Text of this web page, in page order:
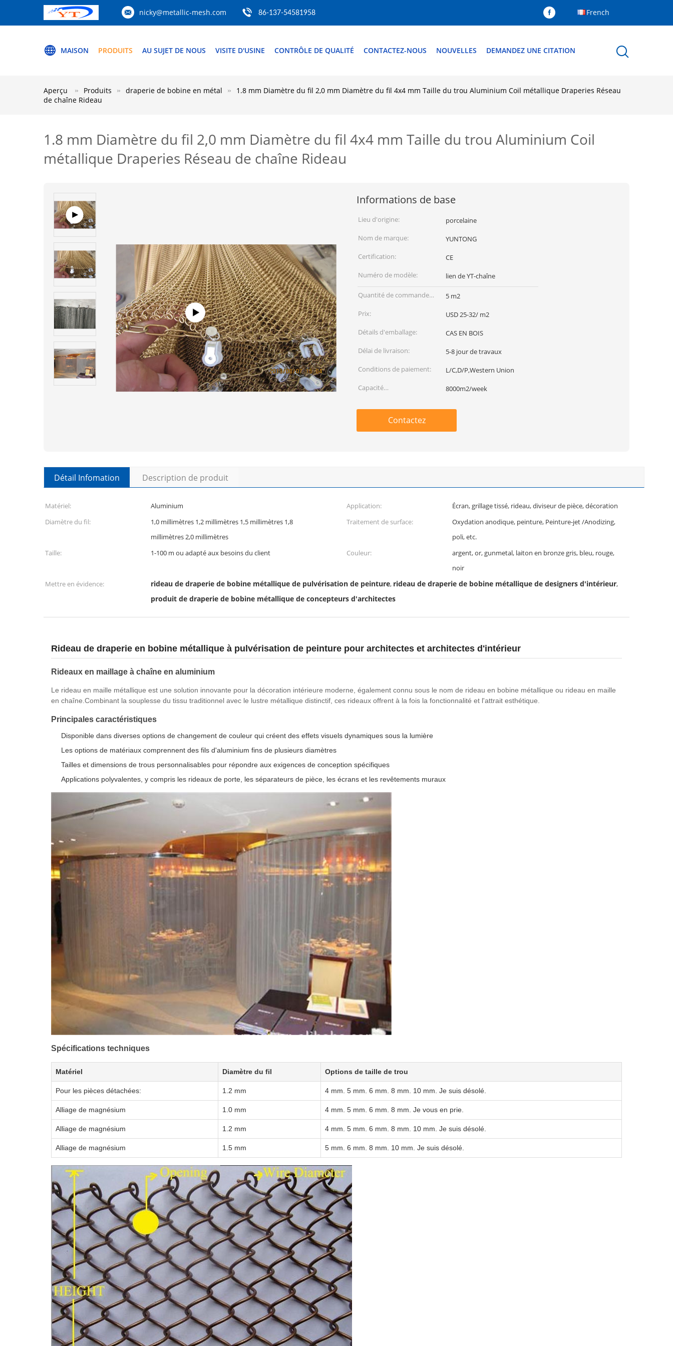
nicky@metallic-mesh.com 86-137-54581958 French
MAISON PRODUITS AU SUJET DE NOUS VISITE D'USINE CONTRÔLE DE QUALITÉ CONTACTEZ-NOUS NOUVELLES DEMANDEZ UNE CITATION
Aperçu Produits draperie de bobine en métal
1.8 mm Diamètre du fil 2,0 mm Diamètre du fil 4x4 mm Taille du trou Aluminium Coil métallique Draperies Réseau
de chaîne Rideau
1.8 mm Diamètre du fil 2,0 mm Diamètre du fil 4x4 mm Taille du trou Aluminium Coil
métallique Draperies Réseau de chaîne Rideau
Informations de base
Lieu d'origine:
porcelaine
Nom de marque:
YUNTONG
Certification:
CE
Numéro de modèle:
lien de YT-chaîne
Quantité de commande
min:
5 m2
Prix:
USD 25-32/ m2
Détails d'emballage:
CAS EN BOIS
Délai de livraison:
5-8 jour de travaux
Conditions de paiement:
L/C,D/P,Western Union
Capacité
8000m2/week
Contactez
Détail Infomation Description de produit
Matériel: Aluminium Application:
Écran, grillage tissé, rideau, diviseur de pièce, décoration
Diamètre du fil:
1,0 millimètres 1,2 millimètres 1,5 millimètres 1,8
millimètres 2,0 millimètres
Traitement de surface:
Oxydation anodique, peinture, Peinture-jet /Anodizing,
poli, etc.
Taille:
1-100 m ou adapté aux besoins du client Couleur:
argent, or, gunmetal, laiton en bronze gris, bleu, rouge,
noir
Mettre en évidence:
rideau de draperie de bobine métallique de pulvérisation de peinture, rideau de draperie de bobine métallique de designers d'intérieur,
produit de draperie de bobine métallique de concepteurs d'architectes
Rideau de draperie en bobine métallique à pulvérisation de peinture pour architectes et architectes d'intérieur
Rideaux en maillage à chaîne en aluminium
Le rideau en maille métallique est une solution innovante pour la décoration intérieure moderne, également connu sous le nom de rideau en bobine métallique ou rideau en maille
en chaîne.Combinant la souplesse du tissu traditionnel avec le lustre métallique distinctif, ces rideaux offrent à la fois la fonctionnalité et l'attrait esthétique.
Principales caractéristiques
Disponible dans diverses options de changement de couleur qui créent des effets visuels dynamiques sous la lumière
Les options de matériaux comprennent des fils d'aluminium fins de plusieurs diamètres
Tailles et dimensions de trous personnalisables pour répondre aux exigences de conception spécifiques
Applications polyvalentes, y compris les rideaux de porte, les séparateurs de pièce, les écrans et les revêtements muraux
Spécifications techniques
Matériel Diamètre du fil Options de taille de trou
Pour les pièces détachées: 1.2 mm 4 mm. 5 mm. 6 mm. 8 mm. 10 mm. Je suis désolé.
Alliage de magnésium 1.0 mm 4 mm. 5 mm. 6 mm. 8 mm. Je vous en prie.
Alliage de magnésium 1.2 mm 4 mm. 5 mm. 6 mm. 8 mm. 10 mm. Je suis désolé.
Alliage de magnésium 1.5 mm 5 mm. 6 mm. 8 mm. 10 mm. Je suis désolé.